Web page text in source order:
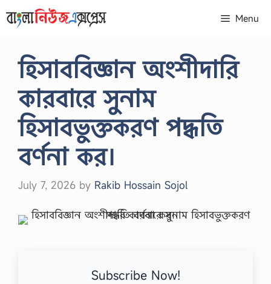
to
Menu
হিসাববিজ্ঞান অংশীদারি
কারবারে সুনাম
হিসাবভুক্তকরণ পদ্ধতি
বর্ণনা কর।
July 7, 2026 by Rakib Hossain Sojol
Subscribe Now!